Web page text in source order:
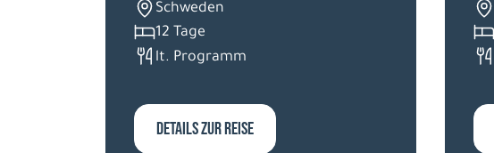
Schweden
12 Tage
lt. Programm
DETAILS ZUR REISE